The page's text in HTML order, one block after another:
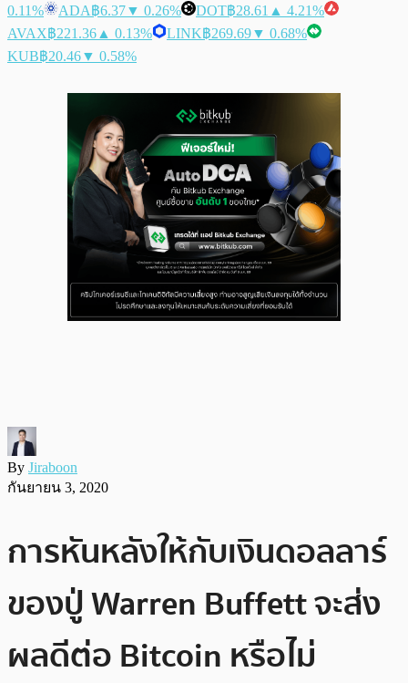
0.11%
ADA฿6.37▼ 0.26% DOT฿28.61 ▲ 4.21%
AVAX฿221.36 ▲ 0.13% LINK฿269.69▼ 0.68%
KUB฿20.46▼ 0.58%
By Jiraboon
กันยายน 3, 2020
การหันหลังให้กับเงินดอลลาร์
ของปู่ Warren Buffett จะส่ง
ผลดีต่อ Bitcoin หรือไม่